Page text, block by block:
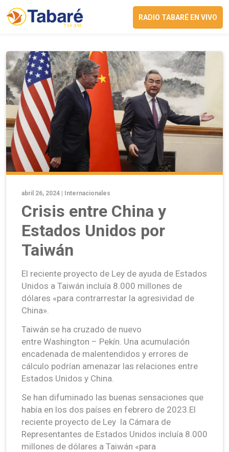
RADIO TABARÉ EN VIVO
abril 26, 2024 | Internacionales
Crisis entre China y
Estados Unidos por
Taiwán
El reciente proyecto de Ley de ayuda de Estados
Unidos a Taiwán incluía 8.000 millones de
dólares «para contrarrestar la agresividad de
China».
Taiwán se ha cruzado de nuevo
entre Washington – Pekín. Una acumulación
encadenada de malentendidos y errores de
cálculo podrían amenazar las relaciones entre
Estados Unidos y China.
Se han difuminado las buenas sensaciones que
había en los dos países en febrero de 2023.El
reciente proyecto de Ley la Cámara de
Representantes de Estados Unidos incluía 8.000
millones de dólares a Taiwán «para